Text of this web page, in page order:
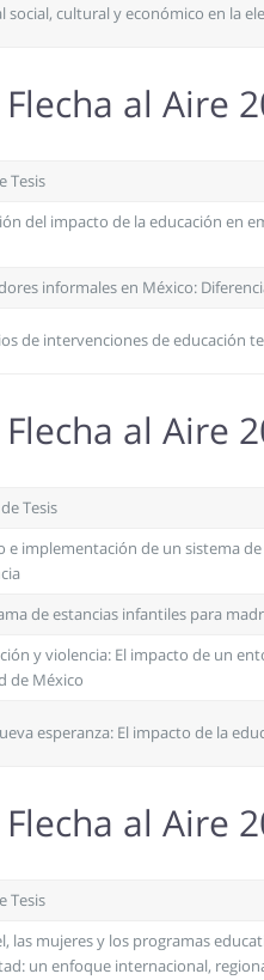
social, cultural y económico en la
al Aire
Tesis
del impacto de la educación en
informales en México:
de intervenciones de educación
al Aire
Tesis
e implementación de un sistema
de estancias infantiles para
y violencia: El impacto de un
de México
esperanza: El impacto de la
al Aire
Tesis
las mujeres y los programas
un enfoque internacional,